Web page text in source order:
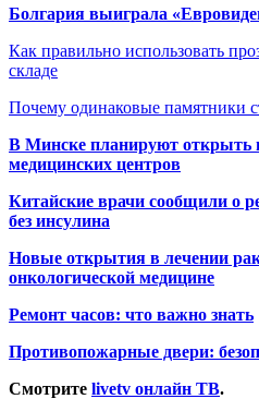
Болгария выиграла
Как правильно использовать
складе
Почему одинаковые памятники
В Минске планируют открыть
медицинских центров
Китайские врачи сообщили о
без инсулина
Новые открытия в лечении
онкологической медицине
Ремонт часов: что важно знать
Противопожарные двери:
Смотрите livetv онлайн ТВ.